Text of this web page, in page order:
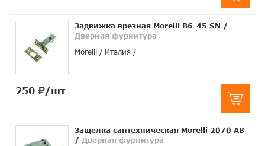
Задвижка врезная Morelli B6-45 SN /
Дверная фурнитура
Morelli
Италия
250 /шт
Защелка сантехническая Morelli 2070 AB
/ Дверная фурнитура